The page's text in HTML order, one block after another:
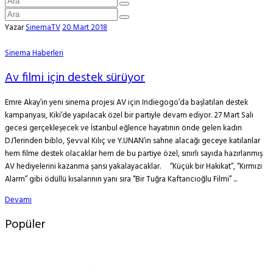
YazarSinemaTV20 Mart 2018
Sinema Haberleri
Av filmi için destek sürüyor
Emre Akay’ın yeni sinema projesi AV için Indiegogo’da başlatılan destek
kampanyası, Kiki’de yapılacak özel bir partiyle devam ediyor. 27 Mart Salı
gecesi gerçekleşecek ve İstanbul eğlence hayatının önde gelen kadın
DJ’lerinden biblo, Şevval Kılıç ve Y.UNAN’ın sahne alacağı geceye katılanlar
hem filme destek olacaklar hem de bu partiye özel, sınırlı sayıda hazırlanmış
AV hediyelerini kazanma şansı yakalayacaklar. “Küçük bir Hakikat”, “Kırmızı
Alarm” gibi ödüllü kısalarının yanı sıra “Bir Tuğra Kaftancıoğlu Filmi” ...
Devamı
Popüler